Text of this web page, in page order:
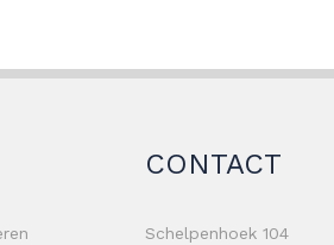
CONTACT
Schelpenhoek 104